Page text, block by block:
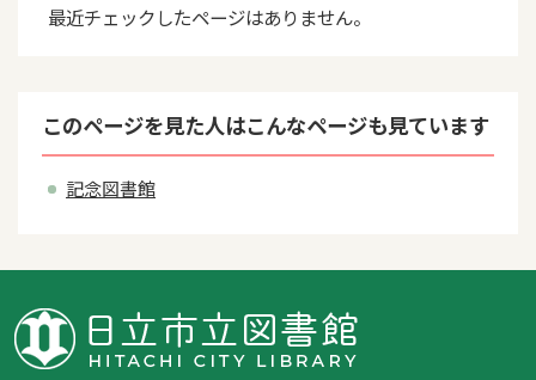
最近チェックしたページはありません。
このページを見た人はこんなページも見ています
記念図書館